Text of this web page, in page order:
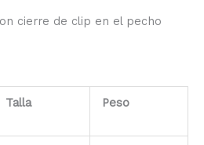
cierre de clip en el pecho
Talla Peso